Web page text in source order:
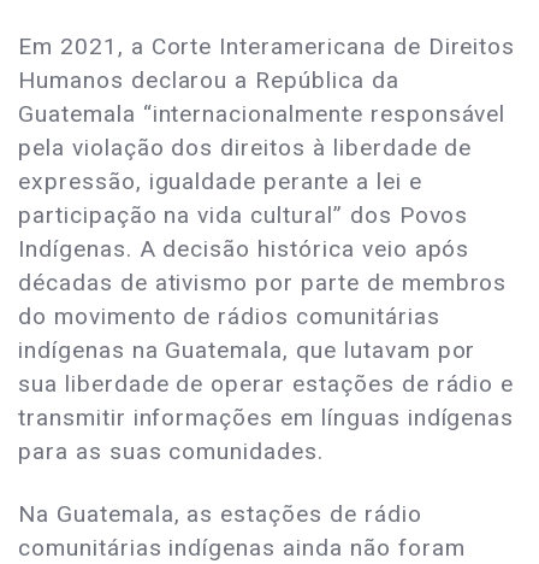
Em 2021, a Corte Interamericana de Direitos
Humanos declarou a República da
Guatemala “internacionalmente responsável
pela violação dos direitos à liberdade de
expressão, igualdade perante a lei e
participação na vida cultural” dos Povos
Indígenas. A decisão histórica veio após
décadas de ativismo por parte de membros
do movimento de rádios comunitárias
indígenas na Guatemala, que lutavam por
sua liberdade de operar estações de rádio e
transmitir informações em línguas indígenas
para as suas comunidades.
Na Guatemala, as estações de rádio
comunitárias indígenas ainda não foram